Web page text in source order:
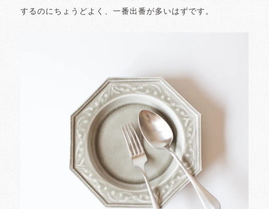
するのにちょうどよく、一番出番が多いはずです。